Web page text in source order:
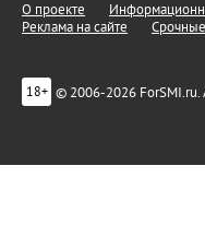
О проекте
Реклама на сайте
18+ © 2006-2026